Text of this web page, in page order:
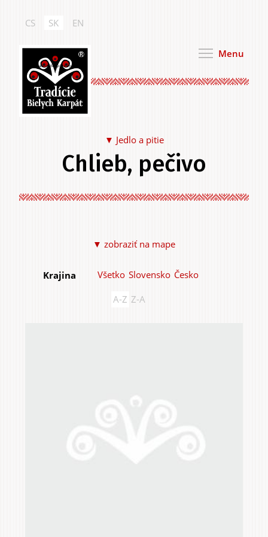
obsah
Tradície Bielych Karpát
Menu
CS SK EN
Jedlo a pitie
Chlieb, pečivo
▼ zobraziť na mape
Krajina Všetko Slovensko Česko
A-Z Z-A